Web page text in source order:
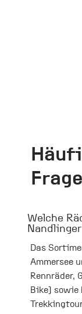
Welche
Das
Ammersee
Rennräder,
Bike) sowie